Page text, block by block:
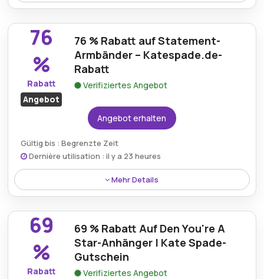
Käufer können mit einem gültigen Katespade.de-
Gutscheincode einen großzügigen 20%-Rabatt auf
eine große Auswahl an Sale-Artikeln genießen.
76
%
Rabatt
Angebot
76 % Rabatt auf Statement-
Armbänder – Katespade.de-
Rabatt
Verifiziertes Angebot
Angebot erhalten
Gültig bis : Begrenzte Zeit
Dernière utilisation : il y a 23 heures
Mehr Details
Sparen Sie 76 % auf ein Statement-Armband mit
Katespade.de-Rabatt und verleihen Sie jedem Outfit
eine mutige und elegante Note mit einem
wunderschön gefertigten Schmuckstück zum
reduzierten Preis.
69
%
Rabatt
69 % Rabatt Auf Den You're A
Star-Anhänger | Kate Spade-
Gutschein
Verifiziertes Angebot